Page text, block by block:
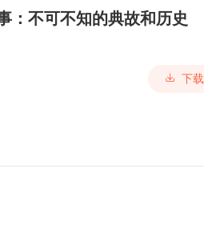
：不可不知的典故和历史
下载